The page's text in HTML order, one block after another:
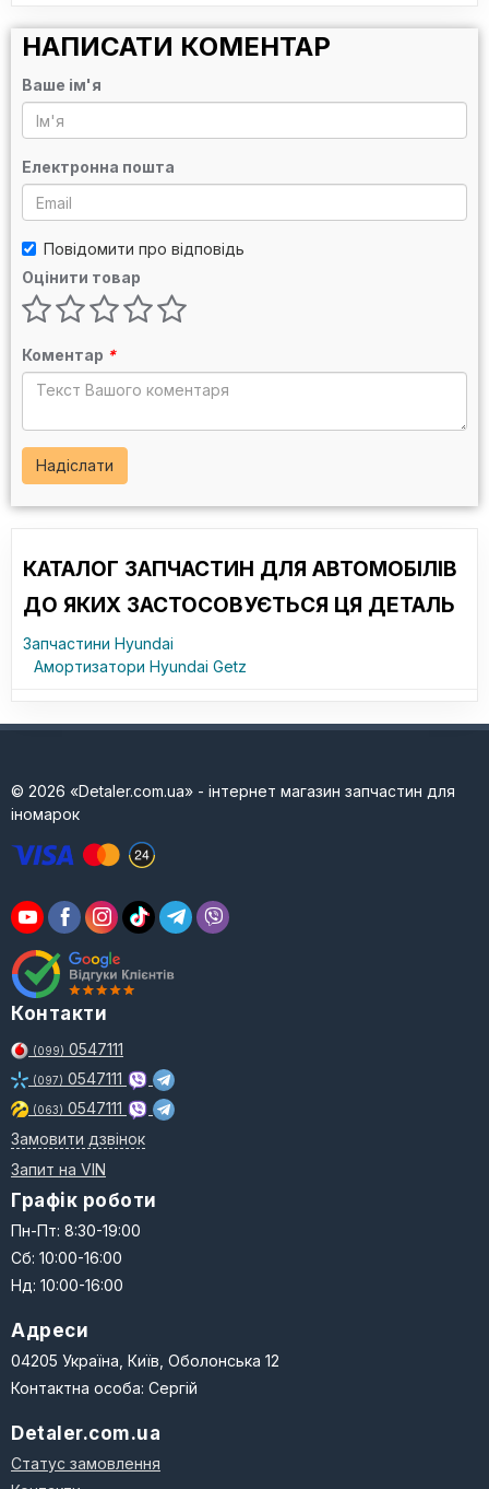
НАПИСАТИ КОМЕНТАР
Ваше ім'я
Електронна пошта
Повідомити про відповідь
Оцінити товар
Коментар *
Надіслати
КАТАЛОГ ЗАПЧАСТИН ДЛЯ АВТОМОБІЛІВ
ДО ЯКИХ ЗАСТОСОВУЄТЬСЯ ЦЯ ДЕТАЛЬ
Запчастини Hyundai
Амортизатори Hyundai Getz
© 2026 «Detaler.com.ua» - інтернет магазин запчастин для
іномарок
Контакти
(099) 0547111
(097) 0547111
(063) 0547111
Замовити дзвінок
Запит на VIN
Графік роботи
Пн-Пт: 8:30-19:00
Сб: 10:00-16:00
Нд: 10:00-16:00
Адреси
04205 Україна, Київ, Оболонська 12
Контактна особа: Сергій
Detaler.com.ua
Статус замовлення